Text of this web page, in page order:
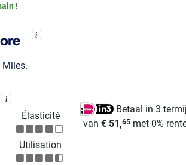
!
Miles.
Élasticité
Utilisation
Betaal in 3
van € 51,65met 0%